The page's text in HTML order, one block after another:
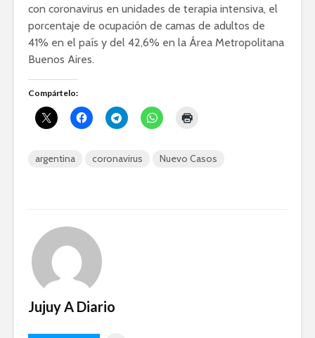
con coronavirus en unidades de terapia intensiva, el
porcentaje de ocupación de camas de adultos de
41% en el país y del 42,6% en la Área Metropolitana
Buenos Aires.
Compártelo:
argentina coronavirus Nuevo Casos
Jujuy A Diario